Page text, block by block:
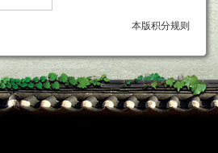
本版积分规则